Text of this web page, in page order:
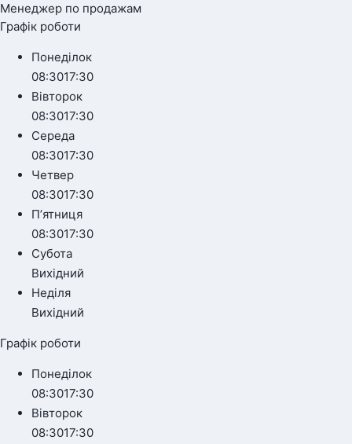
Менеджер по продажам
Графік роботи
Понеділок
08:3017:30
Вівторок
08:3017:30
Середа
08:3017:30
Четвер
08:3017:30
Пʼятниця
08:3017:30
Субота
Вихідний
Неділя
Вихідний
Графік роботи
Понеділок
08:3017:30
Вівторок
08:3017:30